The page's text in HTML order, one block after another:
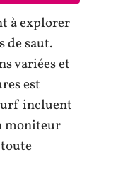
à explorer
de saut.
variées et
est
incluent
moniteur